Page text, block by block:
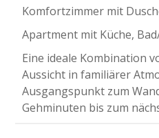
Komfortzimmer mit
Apartment mit Küche,
Eine ideale Kombination
Aussicht in familiärer
Ausgangspunkt zum
Gehminuten bis zum